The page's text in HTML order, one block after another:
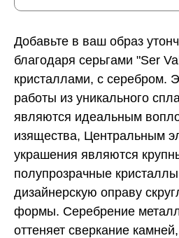
Добавьте в ваш образ
благодаря серьгами "Ser
кристаллами, с серебром.
работы из уникального
являются идеальным
изящества, Центральным
украшения являются
полупрозрачные
дизайнерскую оправу
формы. Серебрение
оттеняет сверкание